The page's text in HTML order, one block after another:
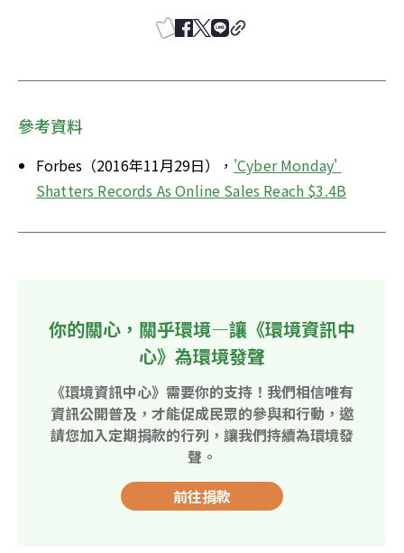
參考資料
Forbes（2016年11月29日）， 'Cyber Monday'
Shatters Records As Online Sales Reach $3.4B
你的關心，關乎環境—讓《環境資訊中
心》為環境發聲
《環境資訊中心》需要你的支持！我們相信唯有
資訊公開普及，才能促成民眾的參與和行動，邀
請您加入定期捐款的行列，讓我們持續為環境發
聲。
前往捐款